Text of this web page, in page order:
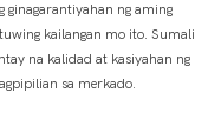
ginagarantiyahan ng aming
kailangan mo ito. Sumali
na kalidad at kasiyahan ng
sa merkado.